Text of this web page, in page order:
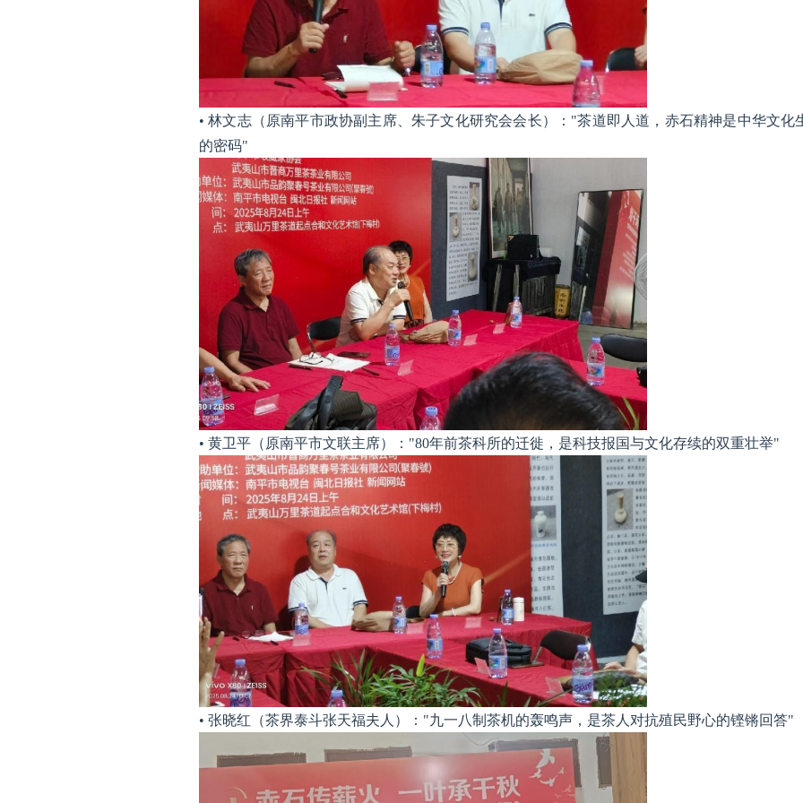
• 林文志（原南平市政协副主席、朱子文化研究会会长）："茶道即人道，赤石精神是中华文化
的密码"
• 黄卫平（原南平市文联主席）："80年前茶科所的迁徙，是科技报国与文化存续的双重壮举"
• 张晓红（茶界泰斗张天福夫人）："九一八制茶机的轰鸣声，是茶人对抗殖民野心的铿锵回答"